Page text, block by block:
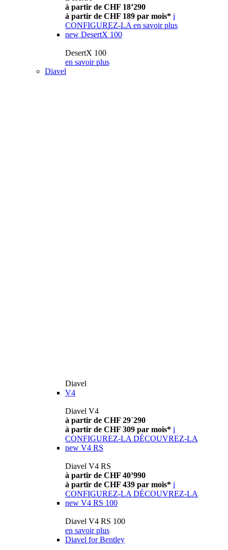
à partir de CHF 18’290
à partir de CHF 189 par mois* i
CONFIGUREZ-LA en savoir plus
new DesertX 100
DesertX 100
en savoir plus
Diavel
Diavel
V4
Diavel V4
à partir de CHF 29´290
à partir de CHF 309 par mois* i
CONFIGUREZ-LA DÉCOUVREZ-LA
new V4 RS
Diavel V4 RS
à partir de CHF 40’990
à partir de CHF 439 par mois* i
CONFIGUREZ-LA DÉCOUVREZ-LA
new V4 RS 100
Diavel V4 RS 100
en savoir plus
Diavel for Bentley